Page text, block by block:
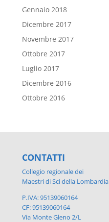
Gennaio 2018
Dicembre 2017
Novembre 2017
Ottobre 2017
Luglio 2017
Dicembre 2016
Ottobre 2016
CONTATTI
Collegio regionale dei
Maestri di Sci della Lombardia
P.IVA: 95139060164
CF: 95139060164
Via Monte Gleno 2/L